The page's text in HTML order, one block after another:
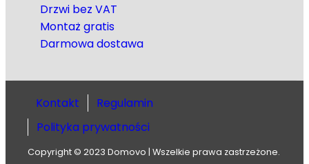
Drzwi bez VAT
Montaż gratis
Darmowa dostawa
Kontakt
Regulamin
Polityka prywatności
Copyright © 2023 Domovo | Wszelkie prawa zastrzeżone.